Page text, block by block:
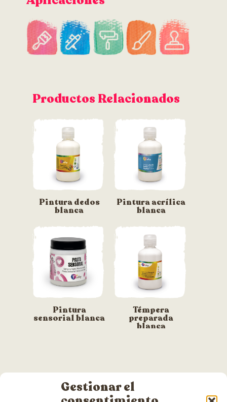
Gestionar el
Productos Relacionados
Pintura dedos
blanca
Pintura acrílica
blanca
Pintura
sensorial blanca
Témpera
preparada
blanca